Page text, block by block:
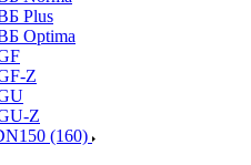
Plus
Optima
Z
Z
(160)